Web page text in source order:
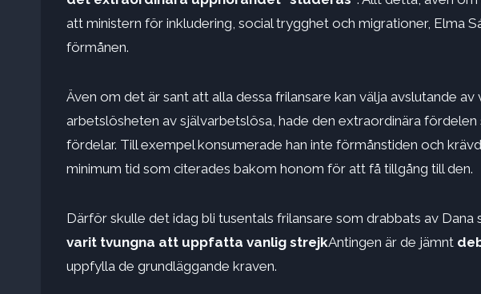
att ministern för inkludering, social trygghet och migrationer, Elma
förmånen.
Även om det är sant att alla dessa frilansare kan välja avslutande
arbetslösheten av självarbetslösa, hade den extraordinära
fördelar. Till exempel konsumerade han inte förmånstiden och
minimum tid som citerades bakom honom för att få tillgång till den.
Därför skulle det idag bli tusentals frilansare som drabbats av Dana
varit tvungna att uppfatta vanlig strejkAntingen är de jämnt
uppfylla de grundläggande kraven.